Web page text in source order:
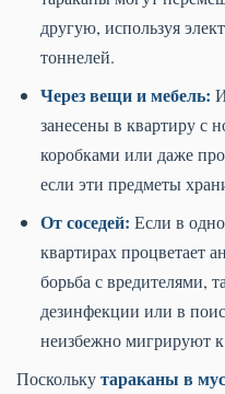
другую, используя
тоннелей.
Через вещи и мебель:
занесены в квартиру с
коробками или даже
если эти предметы
От соседей: Если в
квартирах процветает
борьба с вредителями,
дезинфекции или в
неизбежно мигрируют
Посколькутараканы в